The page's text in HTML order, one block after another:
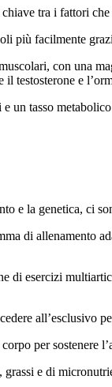
tra i fattori
più facilmente
con una
e
tasso
e la genetica, ci
di allenamento
di esercizi
all’esclusivo
per sostenere
e di